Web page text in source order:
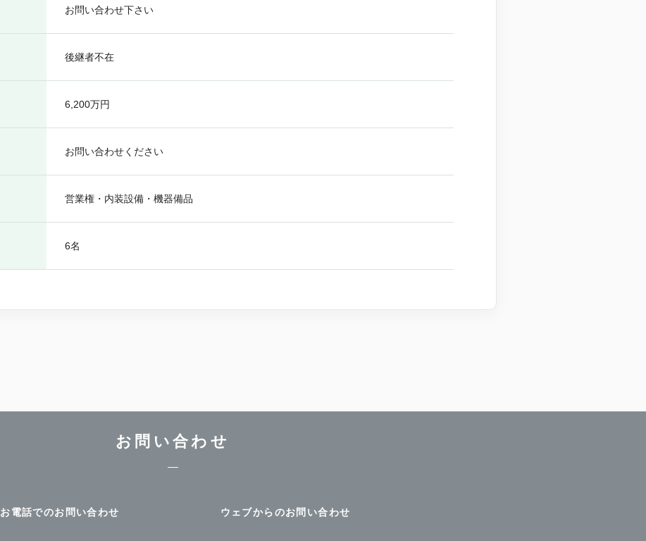
お問い合わせ下さい
後継者不在
6,200万円
お問い合わせください
営業権・内装設備・機器備品
6名
お問い合わせ
お電話でのお問い合わせ ウェブからのお問い合わせ